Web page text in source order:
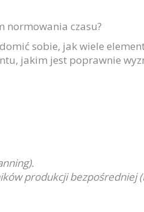
normowania czasu?
sobie, jak wiele
jakim jest poprawnie
produkcji bezpośredniej (